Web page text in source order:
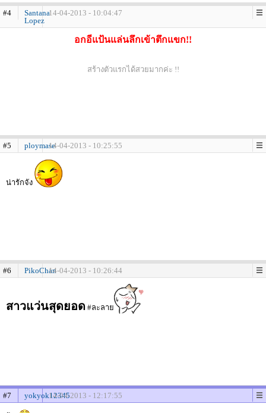
#4
Santana
Lopez
14-04-2013 - 10:04:47
อกอีแป้นแล่นลึกเข้าตึกแขก!!
สร้างตัวแรกได้สวยมากค่ะ !!
#5 ploymase14-04-2013 - 10:25:55
น่ารักจัง
#6 PikoChan14-04-2013 - 10:26:44
สาวแว่นสุดยอด #ละลาย
#7 yokyok1234514-04-2013 - 12:17:55